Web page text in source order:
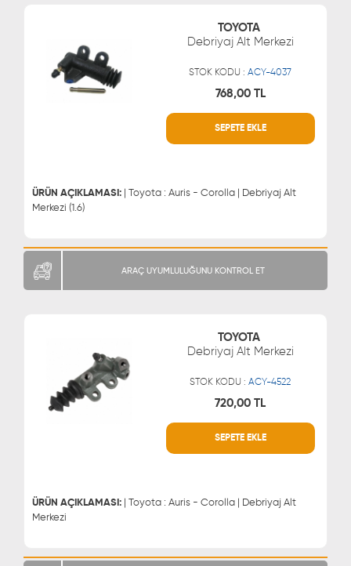
TOYOTA
Debriyaj Alt Merkezi
STOK KODU :ACY-4037
768,00 TL
SEPETE EKLE
ÜRÜN AÇIKLAMASI: | Toyota : Auris - Corolla | Debriyaj Alt
Merkezi (1.6)
MÜŞTERİ HİZMETLERİ
ARAÇ UYUMLULUĞUNU KONTROL ET
TOYOTA
Debriyaj Alt Merkezi
STOK KODU :ACY-4522
720,00 TL
SEPETE EKLE
ÜRÜN AÇIKLAMASI: | Toyota : Auris - Corolla | Debriyaj Alt
Merkezi
MÜŞTERİ HİZMETLERİ